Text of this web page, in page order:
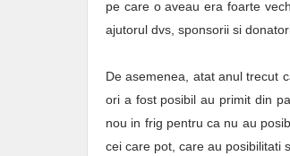
pe care o aveau era foarte
ajutorul dvs, sponsorii si
De asemenea, atat anul trecut
ori a fost posibil au primit din
nou in frig pentru ca nu au
cei care pot, care au posibilitati